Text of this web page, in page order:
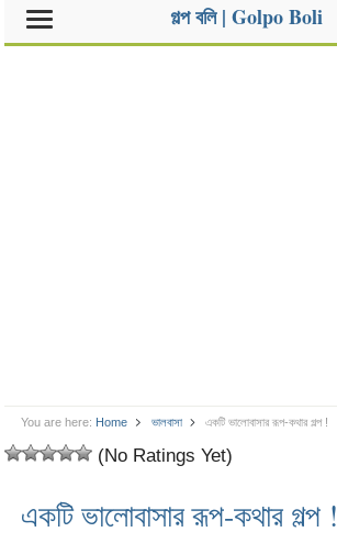
গল্প বলি | Golpo Boli
You are here: Home ভালবাসা একটি ভালোবাসার রূপ-কথার গল্প !
(No Ratings Yet)
একটি ভালোবাসার রূপ-কথার গল্প !